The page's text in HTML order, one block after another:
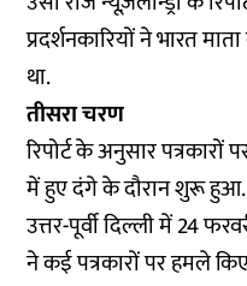
प्रदर्शनकारियों ने भारत
था.
तीसरा चरण
रिपोर्ट के अनुसार
में हुए दंगे के दौरान शुरू हुआ.
उत्तर-पूर्वी दिल्ली में 24
ने कई पत्रकारों पर हमले